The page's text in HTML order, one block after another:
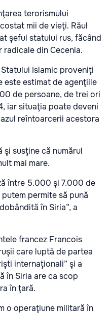
terorismului
mii de vieţi. Răul
şeful statului rus, făcând
din Cecenia.
Islamic proveniţi
estimat de agenţiile
de persoane, de trei ori
iar situaţia poate deveni
reîntoarcerii acestora
şi susţine că numărul
mai mare.
între 5.000 şi 7.000 de
permite să pună
în Siria”, a
francez Francois
care luptă de partea
internaţionali” şi a
în Siria are ca scop
în ţară.
o operaţiune militară în